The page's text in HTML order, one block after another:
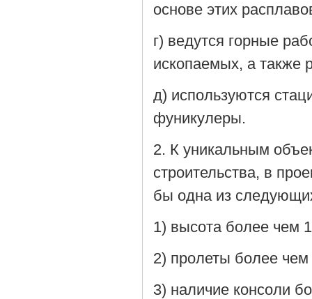
основе этих
г) ведутся горные
ископаемых, а также
д) используются
фуникулеры.
2. К уникальным
строительства, в
бы одна из
1) высота более чем
2) пролеты более
3) наличие консоли